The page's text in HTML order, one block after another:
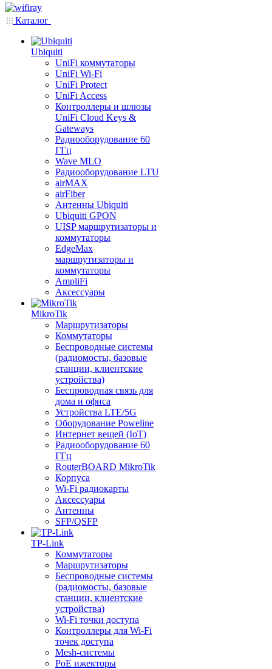
Каталог
Ubiquiti
UniFi коммутаторы
UniFi Wi-Fi
UniFi Protect
UniFi Access
Контроллеры и шлюзы
UniFi Cloud Keys &
Gateways
Радиооборудование 60
ГГц
Wave MLO
Радиооборудование LTU
airMAX
airFiber
Антенны Ubiquiti
Ubiquiti GPON
UISP маршрутизаторы и
коммутаторы
EdgeMax
маршрутизаторы и
коммутаторы
AmpliFi
Аксессуары
MikroTik
Маршрутизаторы
Коммутаторы
Беспроводные системы
(радиомосты, базовые
станции, клиентские
устройства)
Беспроводная связь для
дома и офиса
Устройства LTE/5G
Оборудование Poweline
Интернет вещей (IoT)
Радиооборудование 60
ГГц
RouterBOARD MikroTik
Корпуса
Wi-Fi радиокарты
Аксессуары
Антенны
SFP/QSFP
TP-Link
Коммутаторы
Маршрутизаторы
Беспроводные системы
(радиомосты, базовые
станции, клиентские
устройства)
Wi-Fi точки доступа
Контроллеры для Wi-Fi
точек доступа
Mesh-системы
PoE ижекторы